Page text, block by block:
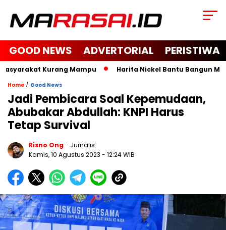
GOOD NEWS ADVERTORIAL PERISTIWA
Kurang Mampu Harita Nickel Bantu Bangun
Home / Good News
Jadi Pembicara Soal Kepemudaan,
Abubakar Abdullah: KNPI Harus
Tetap Survival
Risno Ong- Jurnalis
Kamis, 10 Agustus 2023 - 12:24 WIB